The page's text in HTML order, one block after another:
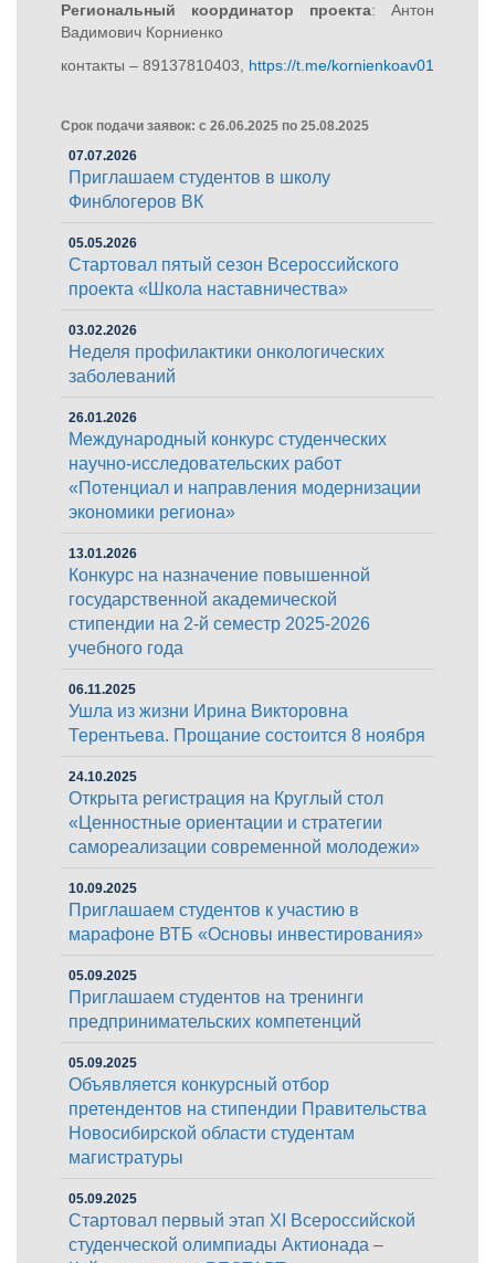
Региональный координатор проекта: Антон
Вадимович Корниенко
контакты – 89137810403, https://t.me/kornienkoav01
Срок подачи заявок: с 26.06.2025 по 25.08.2025
07.07.2026
Приглашаем студентов в школу
Финблогеров ВК
05.05.2026
Стартовал пятый сезон Всероссийского
проекта «Школа наставничества»
03.02.2026
Неделя профилактики онкологических
заболеваний
26.01.2026
Международный конкурс студенческих
научно-исследовательских работ
«Потенциал и направления модернизации
экономики региона»
13.01.2026
Конкурс на назначение повышенной
государственной академической
стипендии на 2-й семестр 2025-2026
учебного года
06.11.2025
Ушла из жизни Ирина Викторовна
Терентьева. Прощание состоится 8 ноября
24.10.2025
Открыта регистрация на Круглый стол
«Ценностные ориентации и стратегии
самореализации современной молодежи»
10.09.2025
Приглашаем студентов к участию в
марафоне ВТБ «Основы инвестирования»
05.09.2025
Приглашаем студентов на тренинги
предпринимательских компетенций
05.09.2025
Объявляется конкурсный отбор
претендентов на стипендии Правительства
Новосибирской области студентам
магистратуры
05.09.2025
Стартовал первый этап XI Всероссийской
студенческой олимпиады Актионада –